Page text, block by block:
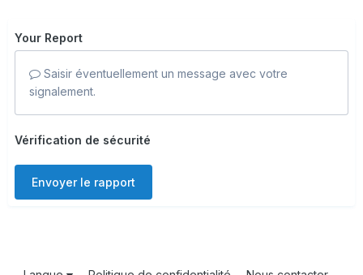
Your Report
Saisir éventuellement un message avec votre
signalement.
Vérification de sécurité
Envoyer le rapport